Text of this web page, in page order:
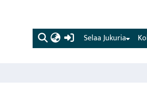
(current)
Selaa Jukuria